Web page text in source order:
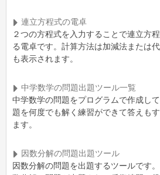
連立方程式の電卓
２つの方程式を入力することで連立方
る電卓です。計算方法は加減法または
も表示されます。
中学数学の問題出題ツール一覧
中学数学の問題をプログラムで作成し
題を何度でも解く練習ができて答えも
ます。
因数分解の問題出題ツール
因数分解の問題を出題するツールです